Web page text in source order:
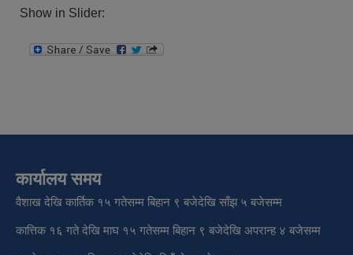
Show in Slider:
कार्यालय समय
वैशाख देखि कार्तिक १५ गतेसम्म बिहान ९ बजेदेखि साँझ ५ बजेसम्म
कात्तिक १६ गते देखि माघ १५ गतेसम्म बिहान ९ बजेदेखि अपरान्ह ४ बजेसम्म